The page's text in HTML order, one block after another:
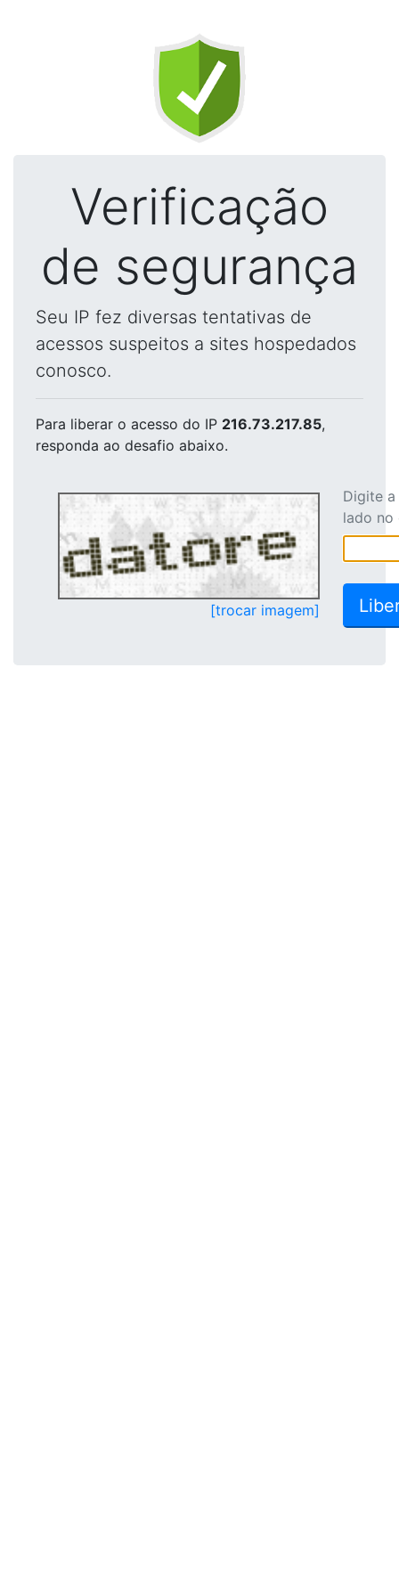
Verificação
de segurança
Seu IP fez diversas tentativas de
acessos suspeitos a sites hospedados
conosco.
Para liberar o acesso do IP 216.73.217.85,
responda ao desafio abaixo.
[trocar imagem]
Digite
lado no